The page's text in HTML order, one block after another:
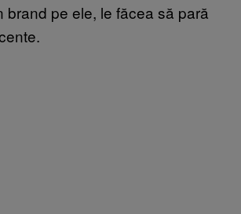
brand pe ele, le făcea să pară